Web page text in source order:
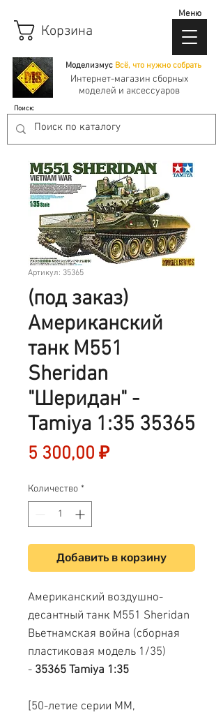
Моделизмус Всё, что нужно собрать
Корзина
Интернет-магазин сборных
моделей и аксессуаров
Поиск:
Меню
Артикул: 35365
(под заказ)
Американский
танк M551
Sheridan
"Шеридан" -
Tamiya 1:35 35365
5 300,00 ₽Цена
Количество *
Добавить в корзину
Американский воздушно-
десантный танк M551 Sheridan
Вьетнамская война (сборная
пластиковая модель 1/35)
- 35365 Tamiya 1:35
[50-летие серии ММ,